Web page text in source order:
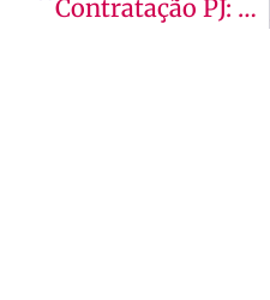
Contratação PJ: Como Funciona, Quem Pode Atuar, Vantagens E Mais!